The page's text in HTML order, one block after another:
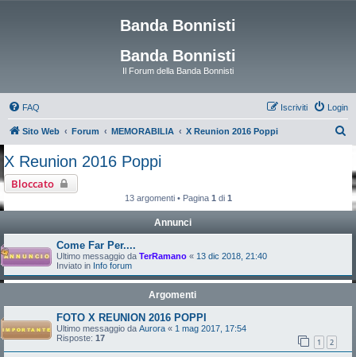
Banda Bonnisti
Banda Bonnisti
Il Forum della Banda Bonnisti
FAQ Login
Iscriviti
Sito Web Forum MEMORABILIA X Reunion 2016 Poppi
X Reunion 2016 Poppi
Bloccato
13 argomenti • Pagina 1 di 1
Annunci
Come Far Per....
Ultimo messaggio da TerRamano « 13 dic 2018, 21:40
Inviato in Info forum
Argomenti
FOTO X REUNION 2016 POPPI
Ultimo messaggio da Aurora « 1 mag 2017, 17:54
Risposte: 17 1 2